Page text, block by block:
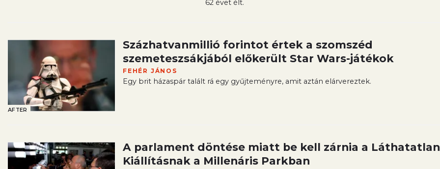
62 évet élt.
AFTER
Százhatvanmillió forintot értek a szomszéd
szemeteszsákjából előkerült Star Wars-játékok
FEHÉR JÁNOS
Egy brit házaspár talált rá egy gyűjteményre, amit aztán elárvereztek.
A parlament döntése miatt be kell zárnia a Láthatatlan
Kiállításnak a Millenáris Parkban